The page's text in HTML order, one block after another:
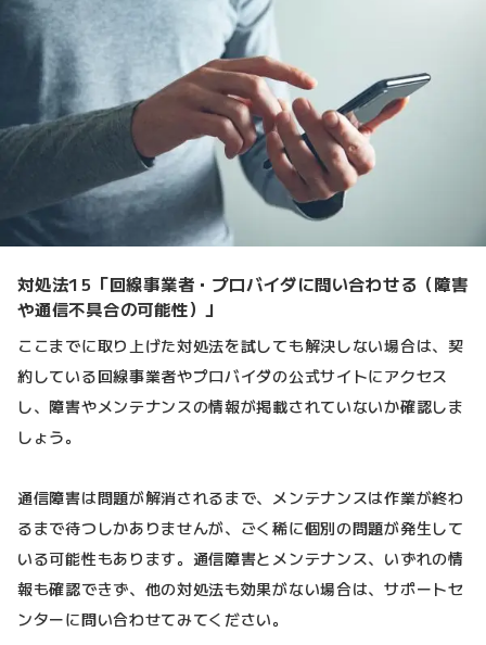
対処法15「回線事業者・プロバイダに問い合わせる（障害
や通信不具合の可能性）」
ここまでに取り上げた対処法を試しても解決しない場合は、契
約している回線事業者やプロバイダの公式サイトにアクセス
し、障害やメンテナンスの情報が掲載されていないか確認しま
しょう。
通信障害は問題が解消されるまで、メンテナンスは作業が終わ
るまで待つしかありませんが、ごく稀に個別の問題が発生して
いる可能性もあります。通信障害とメンテナンス、いずれの情
報も確認できず、他の対処法も効果がない場合は、サポートセ
ンターに問い合わせてみてください。